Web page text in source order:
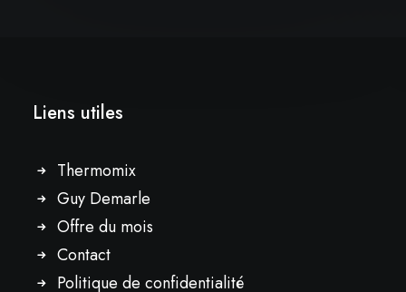
Liens utiles
Thermomix
Guy Demarle
Offre du mois
Contact
Politique de confidentialité